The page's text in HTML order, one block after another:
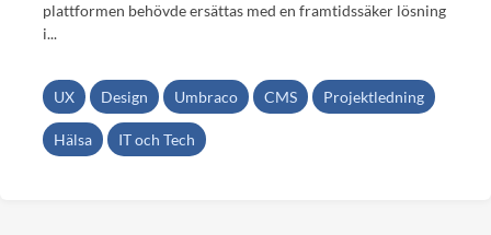
plattformen behövde ersättas med en framtidssäker lösning
i...
UX Design Umbraco CMS Projektledning
Hälsa IT och Tech